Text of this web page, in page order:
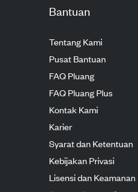
Bantuan
Tentang Kami
Pusat Bantuan
FAQ Pluang
FAQ Pluang Plus
Kontak Kami
Karier
Syarat dan Ketentuan
Kebijakan Privasi
Lisensi dan Keamanan